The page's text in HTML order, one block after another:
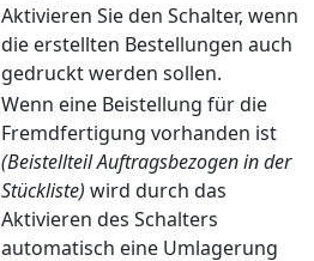
Aktivieren Sie den Schalter, wenn
die erstellten Bestellungen auch
gedruckt werden sollen.
Wenn eine Beistellung für die
Fremdfertigung vorhanden ist
(Beistellteil Auftragsbezogen in der
Stückliste) wird durch das
Aktivieren des Schalters
automatisch eine Umlagerung